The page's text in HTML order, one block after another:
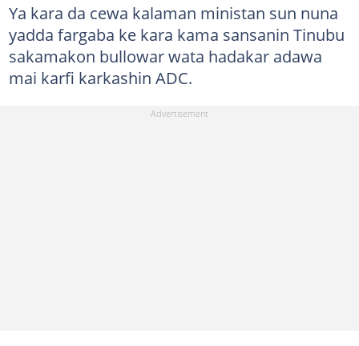
Ya kara da cewa kalaman ministan sun nuna
yadda fargaba ke kara kama sansanin Tinubu
sakamakon bullowar wata hadakar adawa
mai karfi karkashin ADC.